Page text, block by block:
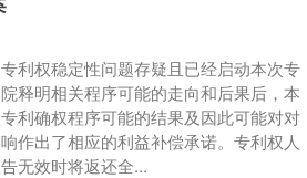
利权稳定性问题存疑且已经启动本次专
释明相关程序可能的走向和后果后，本
利确权程序可能的结果及因此可能对对
作出了相应的利益补偿承诺。专利权人
无效时将返还全...